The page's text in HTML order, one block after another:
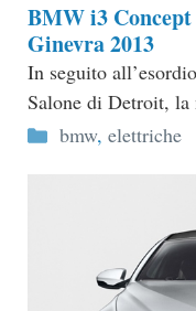
BMW i3 Concept
Ginevra 2013
In seguito
Salone di Detroit,
Categorie
bmw, elettriche